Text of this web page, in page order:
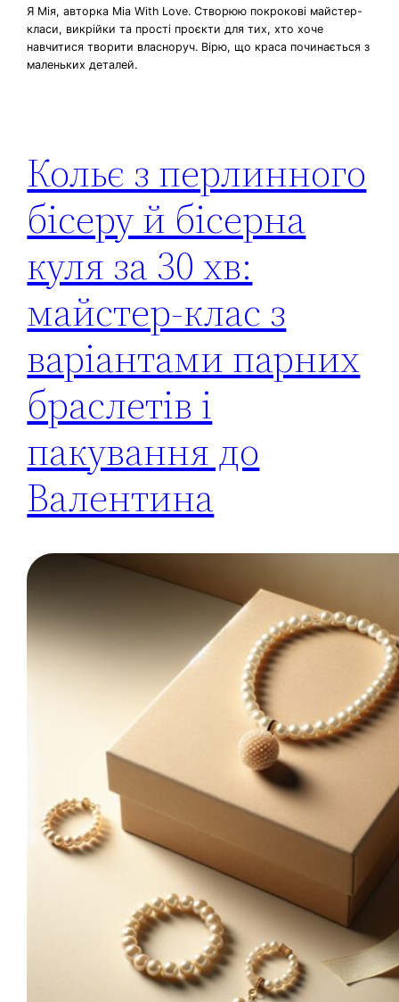
Я Мія, авторка Mia With Love. Створюю покрокові майстер-
класи, викрійки та прості проєкти для тих, хто хоче
навчитися творити власноруч. Вірю, що краса починається з
маленьких деталей.
Кольє з перлинного
бісеру й бісерна
куля за 30 хв:
майстер-клас з
варіантами парних
браслетів і
пакування до
Валентина